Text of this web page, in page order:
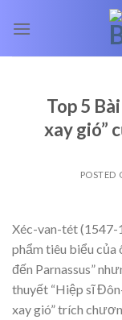
Top 5
xay gió”
POSTED
Xéc-van-tét (1547-
phẩm tiêu biểu của
đến Parnassus”
thuyết “Hiệp sĩ
xay gió” trích